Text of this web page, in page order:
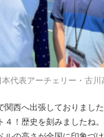
本代表アーチェリー・古川
関西へ出張しておりました
！歴史を刻みましたね。